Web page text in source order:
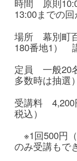
時間 原則
13:00までの回
場所 幕別町
180番地1）
定員 一般20
多数時は抽選）
受講料 4,200
税込）
※1回500円
のみ受講もで